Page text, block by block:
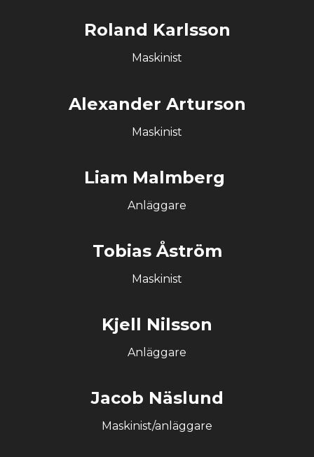
Roland Karlsson
Maskinist
Alexander Arturson
Maskinist
Liam Malmberg
Anläggare
Tobias Åström
Maskinist
Kjell Nilsson
Anläggare
Jacob Näslund
Maskinist/anläggare